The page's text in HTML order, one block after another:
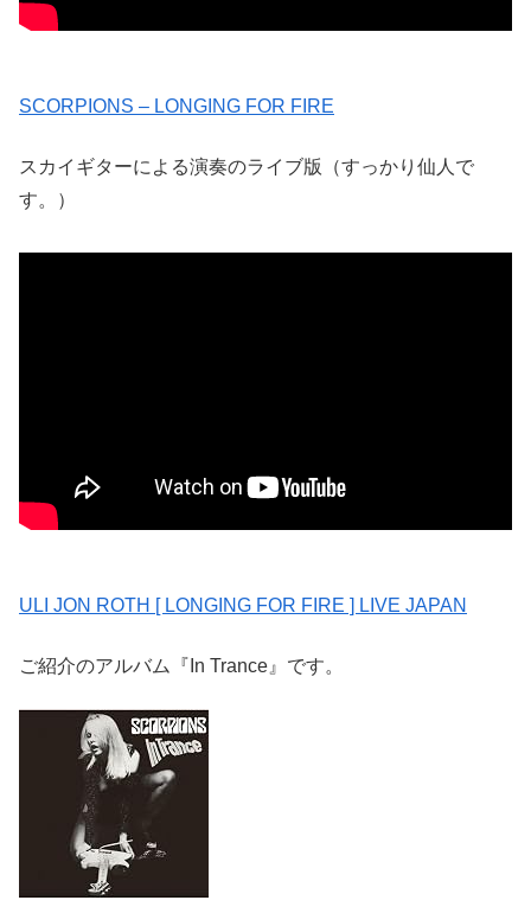
SCORPIONS – LONGING FOR FIRE
スカイギターによる演奏のライブ版（すっかり仙人で
す。）
ULI JON ROTH [ LONGING FOR FIRE ] LIVE JAPAN
ご紹介のアルバム『In Trance』です。